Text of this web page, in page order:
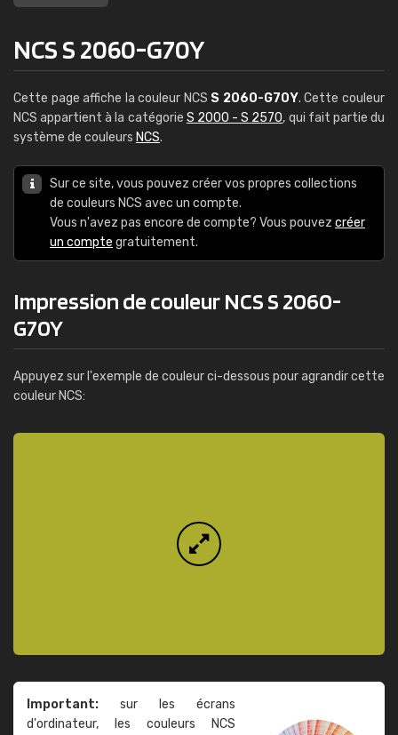
NCS S 2060-G70Y
Cette page affiche la couleur NCS S 2060-G70Y. Cette couleur
NCS appartient à la catégorie S 2000 - S 2570, qui fait partie du
système de couleurs NCS.
Sur ce site, vous pouvez créer vos propres collections
de couleurs NCS avec un compte.
Vous n'avez pas encore de compte? Vous pouvez créer
un compte gratuitement.
Impression de couleur NCS S 2060-
G70Y
Appuyez sur l'exemple de couleur ci-dessous pour agrandir cette
couleur NCS:
Important: sur les écrans
d'ordinateur, les couleurs NCS